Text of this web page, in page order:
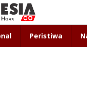
Peristiwa